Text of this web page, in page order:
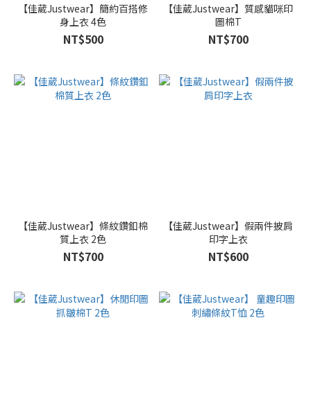
【佳葳Justwear】簡約百搭修
身上衣 4色
NT$500
【佳葳Justwear】質感貓咪印
圖棉T
NT$700
【佳葳Justwear】條紋鑽釦棉
質上衣 2色
NT$700
【佳葳Justwear】假兩件披肩
印字上衣
NT$600